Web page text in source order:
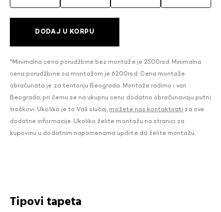
DODAJ U KORPU
*Minimalna cena porudžbine bez montaže je 2500rsd. Minimalna
cena porudžbine sa montažom je 6200rsd. Cena montaže
obračunata je za teritoriju Beograda. Montaže radimo i van
Beograda, pri čemu se na ukupnu cenu dodatno obračunavaju putni
troškovi. Ukoliko je to Vaš slučaj, možete nas kontaktirati za sve
dodatne informacije. Ukoliko želite montažu na stranici za
kupovinu u dodatnim napomenama upišite da želite montažu.
Tipovi tapeta